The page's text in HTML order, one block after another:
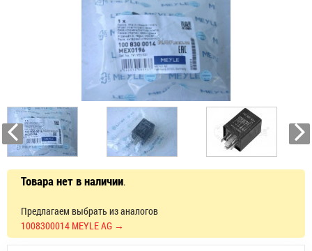
Товара нет в наличии.
Предлагаем выбрать из аналогов
1008300014 MEYLE AG →